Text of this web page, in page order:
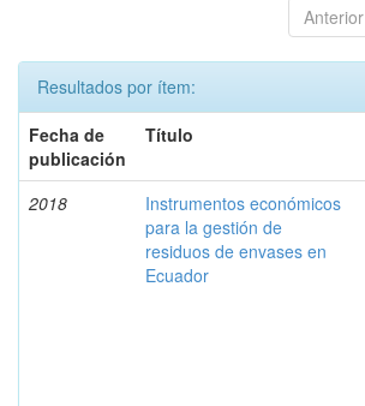
Anterior
Resultados por ítem:
Fecha de
publicación
Título
2018
Instrumentos económicos
para la gestión de
residuos de envases en
Ecuador